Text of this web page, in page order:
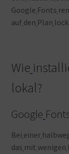
Google Fonts
auf den Plan
Wie
lokal?
Google
Bei einer
das mit wenigen